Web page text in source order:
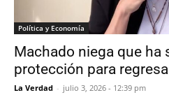
Política y Economía
Machado niega que ha
protección para
La Verdad - julio 3, 2026 - 12:39 pm